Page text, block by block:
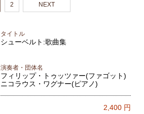
2 NEXT
タイトル
シューベルト:歌曲集
演奏者・団体名
フィリップ・トゥッツァー(ファゴット)
ニコラウス・ワグナー(ピアノ)
2,400円